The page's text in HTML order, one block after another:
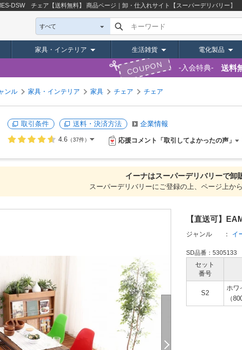
DSW チェア【送料無料】 商品ページ｜卸・仕入れサイト【スーパーデリバリー】
すべて キーワード
家具・インテリア 生活雑貨 電化製品
COUPON 入会特典 送料
ンル 家具・インテリア 家具 チェア チェア
取引条件 送料・決済方法 企業情報
4.6（37件） 応援コメント「取引してよかったの声」
イーナはスーパーデリバリーで卸
スーパーデリバリーにご登録の上、ページ上か
【直送可】
ジャンル ： イ
SD品番：5305133
セット
番号
S2
ホワ
（